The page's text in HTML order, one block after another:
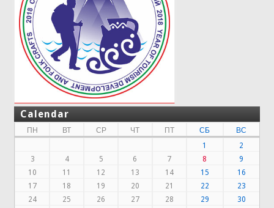
Calendar
ПН ВТ СР ЧТ ПТ СБ
ВС
1
2
3
4 5 6 7 8
9
10
11 12 13 14 15
16
17
18 19 20 21 22
23
24
25 26 27 28 29
30